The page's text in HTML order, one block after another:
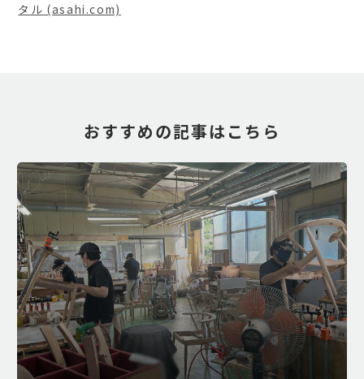
タル (asahi.com)
おすすめの記事はこちら